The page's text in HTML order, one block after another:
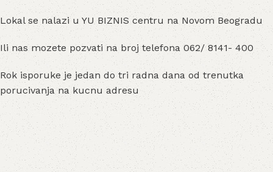
Lokal se nalazi u YU BIZNIS centru na Novom Beogradu
Ili nas mozete pozvati na broj telefona 062/ 8141- 400
Rok isporuke je jedan do tri radna dana od trenutka
porucivanja na kucnu adresu